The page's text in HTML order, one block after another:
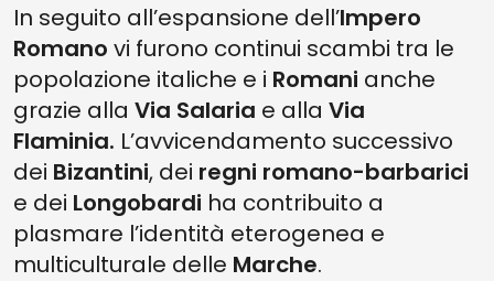
In seguito all’espansione dell’Impero
Romano vi furono continui scambi tra le
popolazione italiche e i Romani anche
grazie alla Via Salaria e alla Via
Flaminia. L’avvicendamento successivo
dei Bizantini, dei regni romano-barbarici
e dei Longobardi ha contribuito a
plasmare l’identità eterogenea e
multiculturale delle Marche.